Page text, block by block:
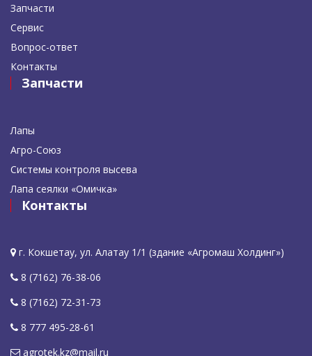
Запчасти
Сервис
Вопрос-ответ
Контакты
Запчасти
Лапы
Агро-Союз
Системы контроля высева
Лапа сеялки «Омичка»
Контакты
г. Кокшетау, ул. Алатау 1/1 (здание «Агромаш Холдинг»)
8 (7162) 76-38-06
8 (7162) 72-31-73
8 777 495-28-61
agrotek.kz@mail.ru